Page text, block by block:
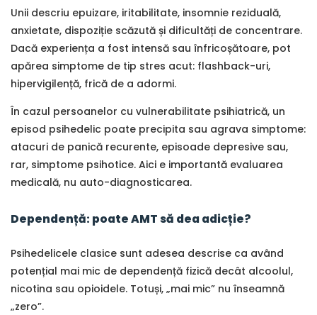
Unii descriu epuizare, iritabilitate, insomnie reziduală,
anxietate, dispoziție scăzută și dificultăți de concentrare.
Dacă experiența a fost intensă sau înfricoșătoare, pot
apărea simptome de tip stres acut: flashback-uri,
hipervigilență, frică de a adormi.
În cazul persoanelor cu vulnerabilitate psihiatrică, un
episod psihedelic poate precipita sau agrava simptome:
atacuri de panică recurente, episoade depresive sau,
rar, simptome psihotice. Aici e importantă evaluarea
medicală, nu auto-diagnosticarea.
Dependență: poate AMT să dea adicție?
Psihedelicele clasice sunt adesea descrise ca având
potențial mai mic de dependență fizică decât alcoolul,
nicotina sau opioidele. Totuși, „mai mic” nu înseamnă
„zero”.